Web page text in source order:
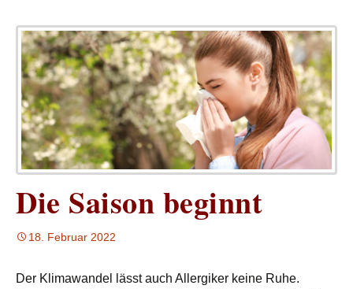
Die Saison beginnt
18. Februar 2022
Der Klimawandel lässt auch Allergiker keine Ruhe.